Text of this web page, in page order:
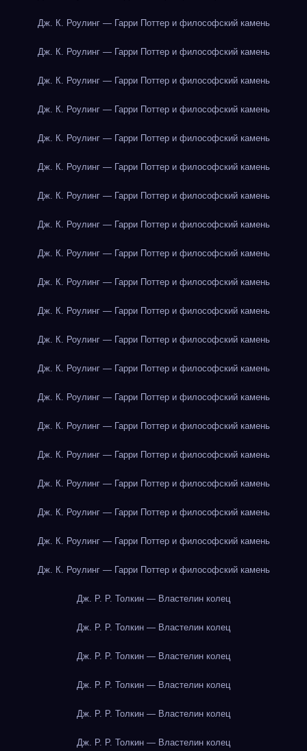
Дж. К. Роулинг — Гарри Поттер и философский камень
Дж. К. Роулинг — Гарри Поттер и философский камень
Дж. К. Роулинг — Гарри Поттер и философский камень
Дж. К. Роулинг — Гарри Поттер и философский камень
Дж. К. Роулинг — Гарри Поттер и философский камень
Дж. К. Роулинг — Гарри Поттер и философский камень
Дж. К. Роулинг — Гарри Поттер и философский камень
Дж. К. Роулинг — Гарри Поттер и философский камень
Дж. К. Роулинг — Гарри Поттер и философский камень
Дж. К. Роулинг — Гарри Поттер и философский камень
Дж. К. Роулинг — Гарри Поттер и философский камень
Дж. К. Роулинг — Гарри Поттер и философский камень
Дж. К. Роулинг — Гарри Поттер и философский камень
Дж. К. Роулинг — Гарри Поттер и философский камень
Дж. К. Роулинг — Гарри Поттер и философский камень
Дж. К. Роулинг — Гарри Поттер и философский камень
Дж. К. Роулинг — Гарри Поттер и философский камень
Дж. К. Роулинг — Гарри Поттер и философский камень
Дж. К. Роулинг — Гарри Поттер и философский камень
Дж. К. Роулинг — Гарри Поттер и философский камень
Дж. Р. Р. Толкин — Властелин колец
Дж. Р. Р. Толкин — Властелин колец
Дж. Р. Р. Толкин — Властелин колец
Дж. Р. Р. Толкин — Властелин колец
Дж. Р. Р. Толкин — Властелин колец
Дж. Р. Р. Толкин — Властелин колец